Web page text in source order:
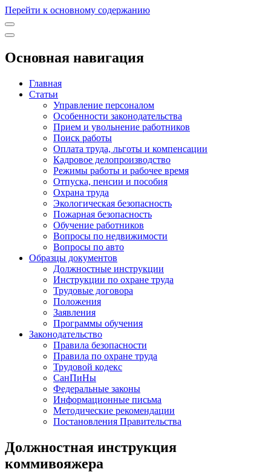
Перейти к основному содержанию
Основная навигация
Главная
Статьи
Управление персоналом
Особенности законодательства
Прием и увольнение работников
Поиск работы
Оплата труда, льготы и компенсации
Кадровое делопроизводство
Режимы работы и рабочее время
Отпуска, пенсии и пособия
Охрана труда
Экологическая безопасность
Пожарная безопасность
Обучение работников
Вопросы по недвижимости
Вопросы по авто
Образцы документов
Должностные инструкции
Инструкции по охране труда
Трудовые договора
Положения
Заявления
Программы обучения
Законодательство
Правила безопасности
Правила по охране труда
Трудовой кодекс
СанПиНы
Федеральные законы
Информационные письма
Методические рекомендации
Постановления Правительства
Должностная инструкция
коммивояжера